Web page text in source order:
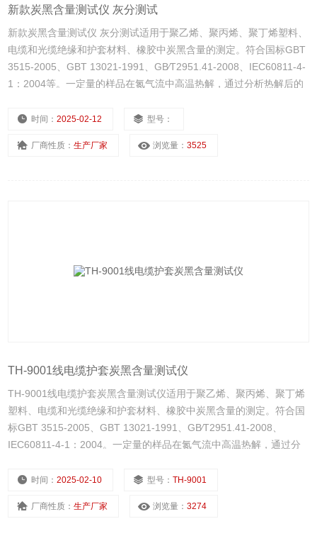
新款炭黑含量测试仪 灰分测试
新款炭黑含量测试仪 灰分测试适用于聚乙烯、聚丙烯、聚丁烯塑料、
电缆和光缆绝缘和护套材料、橡胶中炭黑含量的测定。符合国标GBT
3515-2005、GBT 13021-1991、GB∕T2951.41-2008、IEC60811-4-
1：2004等。一定量的样品在氮气流中高温热解，通过分析热解后的
时间：2025-02-12 型号：
厂商性质：生产厂家 浏览量：3525
TH-9001线电缆护套炭黑含量测试仪
TH-9001线电缆护套炭黑含量测试仪适用于聚乙烯、聚丙烯、聚丁烯
塑料、电缆和光缆绝缘和护套材料、橡胶中炭黑含量的测定。符合国
标GBT 3515-2005、GBT 13021-1991、GB∕T2951.41-2008、
IEC60811-4-1：2004。一定量的样品在氮气流中高温热解，通过分
时间：2025-02-10 型号：TH-9001
厂商性质：生产厂家 浏览量：3274